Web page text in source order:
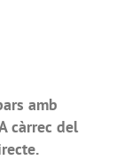
amb
càrrec del